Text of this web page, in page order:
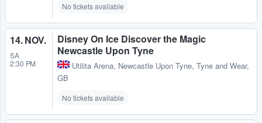
No tickets available
14. NOV.
SA
2:30 PM
Disney On Ice Discover the Magic
Newcastle Upon Tyne
Utilita Arena, Newcastle Upon Tyne, Tyne and Wear,
GB
No tickets available